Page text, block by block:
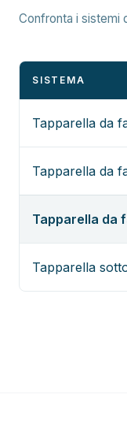
Confronta i sistemi
SISTEMA
Tapparella da
Tapparella da
Tapparella da
Tapparella